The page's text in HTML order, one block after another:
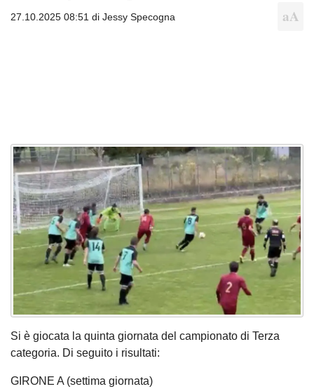
27.10.2025 08:51 di Jessy Specogna
Si è giocata la quinta giornata del campionato di Terza
categoria. Di seguito i risultati:
GIRONE A (settima giornata)